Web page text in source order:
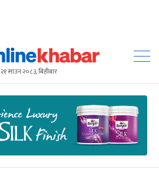
२१ साउन २०८३, बिहीबार